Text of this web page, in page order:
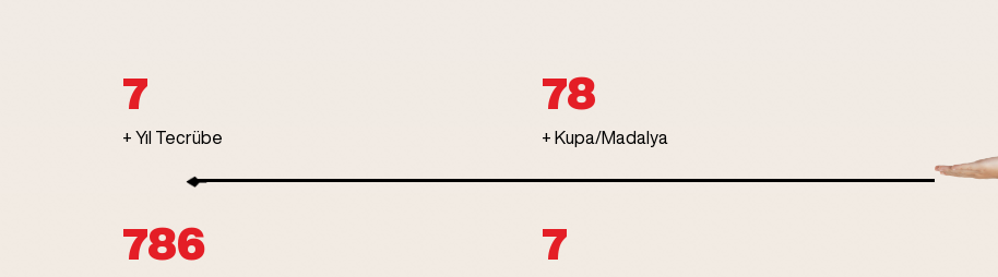
10
+ Yıl Tecrübe
100
+ Kupa/Madalya
1.000 10